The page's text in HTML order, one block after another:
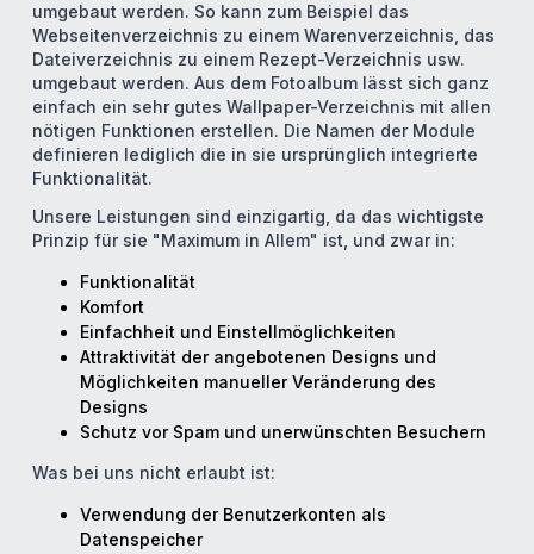
umgebaut werden. So kann zum Beispiel das
Webseitenverzeichnis zu einem Warenverzeichnis, das
Dateiverzeichnis zu einem Rezept-Verzeichnis usw.
umgebaut werden. Aus dem Fotoalbum lässt sich ganz
einfach ein sehr gutes Wallpaper-Verzeichnis mit allen
nötigen Funktionen erstellen. Die Namen der Module
definieren lediglich die in sie ursprünglich integrierte
Funktionalität.
Unsere Leistungen sind einzigartig, da das wichtigste
Prinzip für sie "Maximum in Allem" ist, und zwar in:
Funktionalität
Komfort
Einfachheit und Einstellmöglichkeiten
Attraktivität der angebotenen Designs und
Möglichkeiten manueller Veränderung des
Designs
Schutz vor Spam und unerwünschten Besuchern
Was bei uns nicht erlaubt ist:
Verwendung der Benutzerkonten als
Datenspeicher